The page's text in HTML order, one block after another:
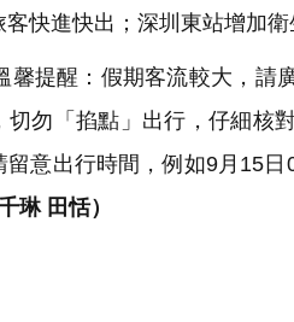
快進快出；深圳東站增加
提醒：假期客流較大，請
切勿「掐點」出行，仔細核
意出行時間，例如9月15
琳 田恬）